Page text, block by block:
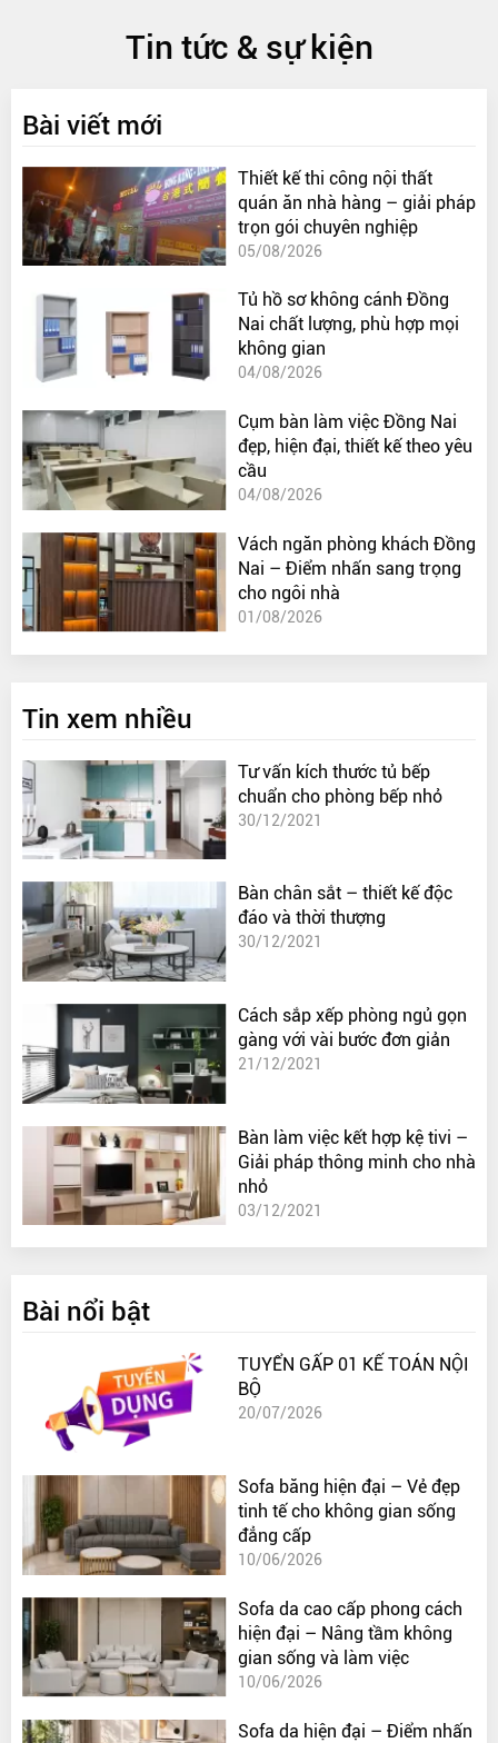
Tin tức & sự kiện
Bài viết mới
Thiết kế thi công nội thất
quán ăn nhà hàng – giải pháp
trọn gói chuyên nghiệp
05/08/2026
Tủ hồ sơ không cánh Đồng
Nai chất lượng, phù hợp mọi
không gian
04/08/2026
Cụm bàn làm việc Đồng Nai
đẹp, hiện đại, thiết kế theo yêu
cầu
04/08/2026
Vách ngăn phòng khách Đồng
Nai – Điểm nhấn sang trọng
cho ngôi nhà
01/08/2026
Tin xem nhiều
Tư vấn kích thước tủ bếp
chuẩn cho phòng bếp nhỏ
30/12/2021
Bàn chân sắt – thiết kế độc
đáo và thời thượng
30/12/2021
Cách sắp xếp phòng ngủ gọn
gàng với vài bước đơn giản
21/12/2021
Bàn làm việc kết hợp kệ tivi –
Giải pháp thông minh cho nhà
nhỏ
03/12/2021
Bài nổi bật
TUYỂN GẤP 01 KẾ TOÁN NỘI
BỘ
20/07/2026
Sofa băng hiện đại – Vẻ đẹp
tinh tế cho không gian sống
đẳng cấp
10/06/2026
Sofa da cao cấp phong cách
hiện đại – Nâng tầm không
gian sống và làm việc
10/06/2026
Sofa da hiện đại – Điểm nhấn